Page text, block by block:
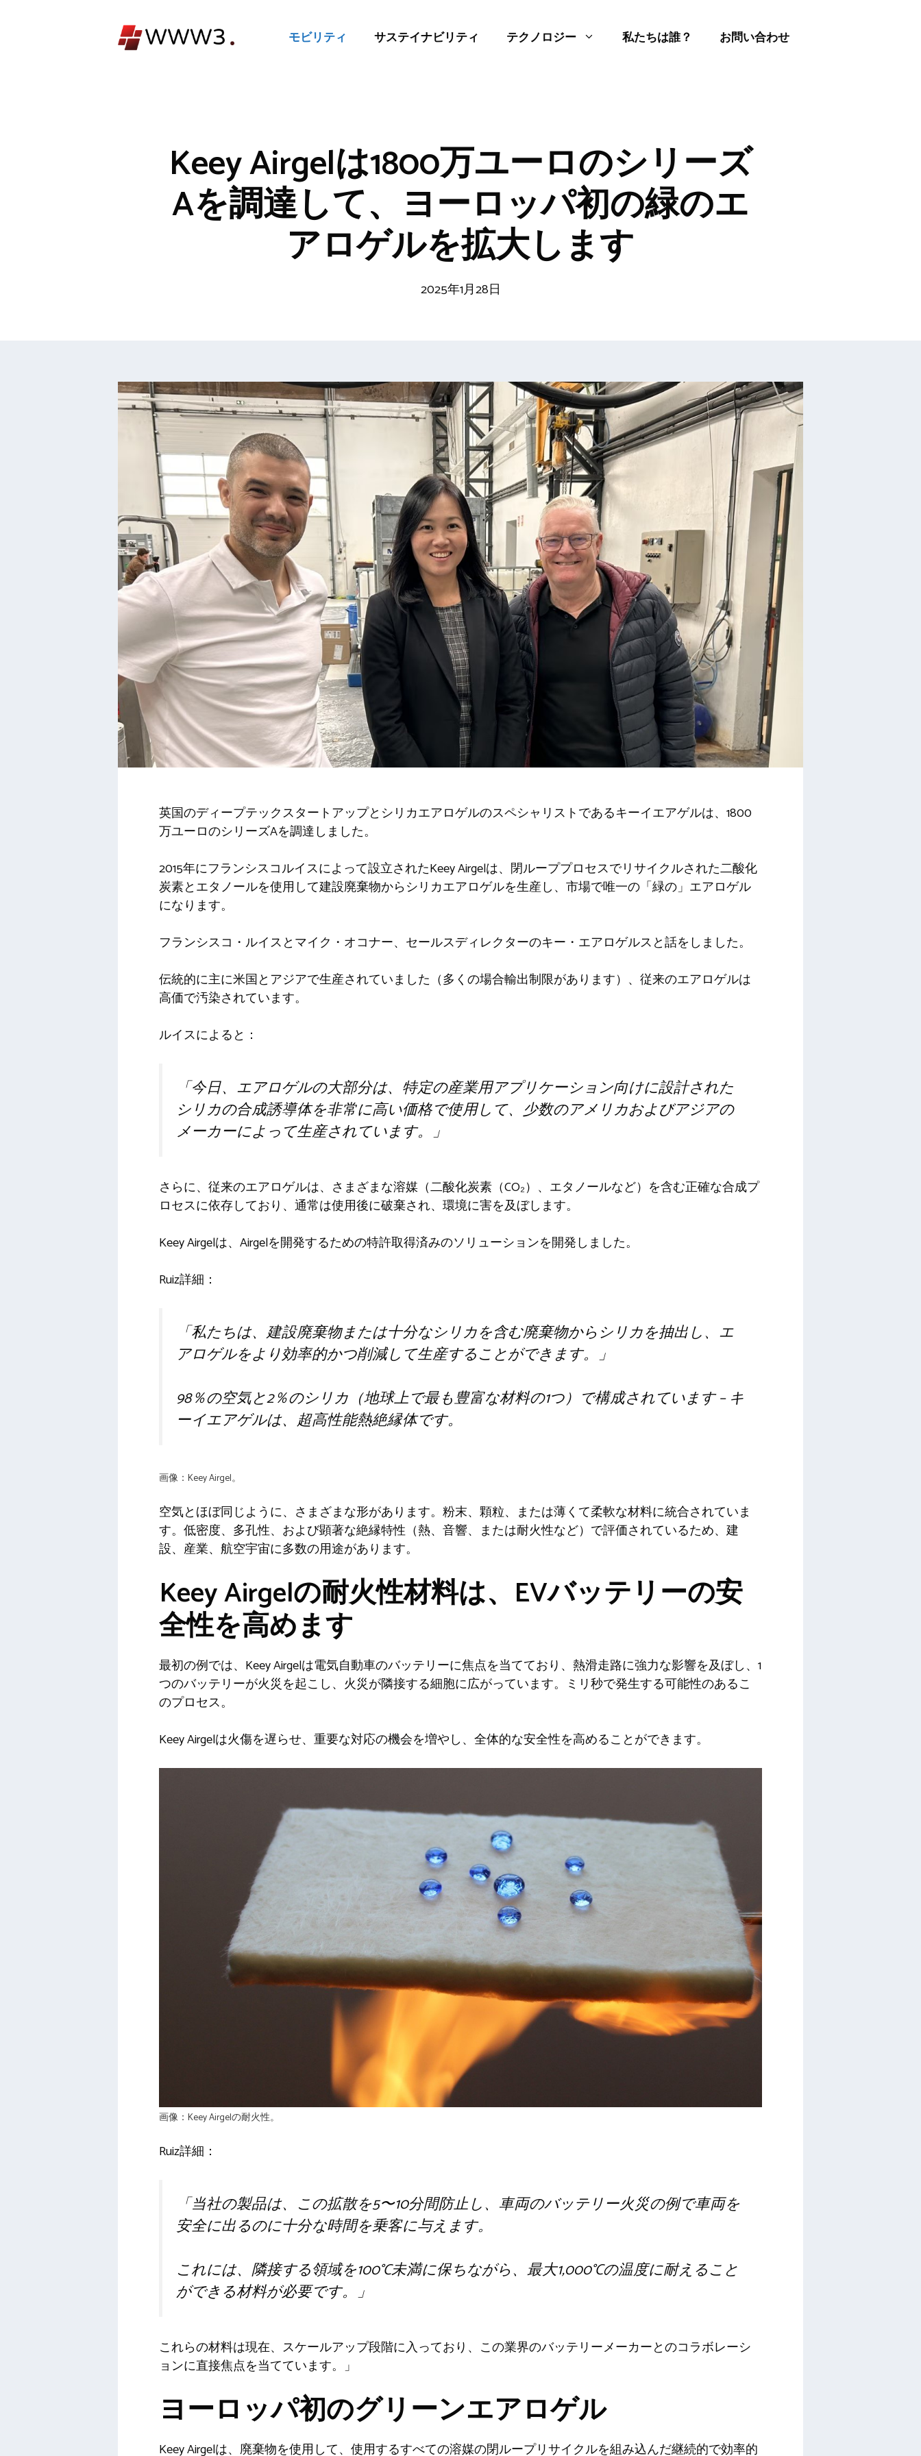
モビリティ サステイナビリティ テクノロジー 私たちは誰？ お問い合わせ
Keey Airgelは1800万ユーロのシリーズ
Aを調達して、ヨーロッパ初の緑のエ
アロゲルを拡大します
2025年1月28日
英国のディープテックスタートアップとシリカエアロゲルのスペシャリストであるキーイエアゲルは、1800
万ユーロのシリーズAを調達しました。
2015年にフランシスコルイスによって設立されたKeey Airgelは、閉ループプロセスでリサイクルされた二酸化
炭素とエタノールを使用して建設廃棄物からシリカエアロゲルを生産し、市場で唯一の「緑の」エアロゲル
になります。
フランシスコ・ルイスとマイク・オコナー、セールスディレクターのキー・エアロゲルスと話をしました。
伝統的に主に米国とアジアで生産されていました（多くの場合輸出制限があります）、従来のエアロゲルは
高価で汚染されています。
ルイスによると：
「今日、エアロゲルの大部分は、特定の産業用アプリケーション向けに設計された
シリカの合成誘導体を非常に高い価格で使用して、少数のアメリカおよびアジアの
メーカーによって生産されています。」
さらに、従来のエアロゲルは、さまざまな溶媒（二酸化炭素（CO₂）、エタノールなど）を含む正確な合成プ
ロセスに依存しており、通常は使用後に破棄され、環境に害を及ぼします。
Keey Airgelは、Airgelを開発するための特許取得済みのソリューションを開発しました。
Ruiz詳細：
「私たちは、建設廃棄物または十分なシリカを含む廃棄物からシリカを抽出し、エ
アロゲルをより効率的かつ削減して生産することができます。」
98％の空気と2％のシリカ（地球上で最も豊富な材料の1つ）で構成されています – キ
ーイエアゲルは、超高性能熱絶縁体です。
画像：Keey Airgel。
空気とほぼ同じように、さまざまな形があります。粉末、顆粒、または薄くて柔軟な材料に統合されていま
す。低密度、多孔性、および顕著な絶縁特性（熱、音響、または耐火性など）で評価されているため、建
設、産業、航空宇宙に多数の用途があります。
Keey Airgelの耐火性材料は、EVバッテリーの安
全性を高めます
最初の例では、Keey Airgelは電気自動車のバッテリーに焦点を当てており、熱滑走路に強力な影響を及ぼし、1
つのバッテリーが火災を起こし、火災が隣接する細胞に広がっています。ミリ秒で発生する可能性のあるこ
のプロセス。
Keey Airgelは火傷を遅らせ、重要な対応の機会を増やし、全体的な安全性を高めることができます。
画像：Keey Airgelの耐火性。
Ruiz詳細：
「当社の製品は、この拡散を5〜10分間防止し、車両のバッテリー火災の例で車両を
安全に出るのに十分な時間を乗客に与えます。
これには、隣接する領域を100°C未満に保ちながら、最大1,000°Cの温度に耐えること
ができる材料が必要です。」
これらの材料は現在、スケールアップ段階に入っており、この業界のバッテリーメーカーとのコラボレーシ
ョンに直接焦点を当てています。」
ヨーロッパ初のグリーンエアロゲル
Keey Airgelは、廃棄物を使用して、使用するすべての溶媒の閉ループリサイクルを組み込んだ継続的で効率的